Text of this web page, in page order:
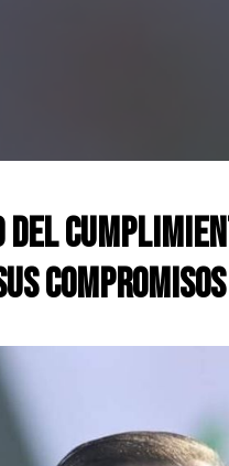
del